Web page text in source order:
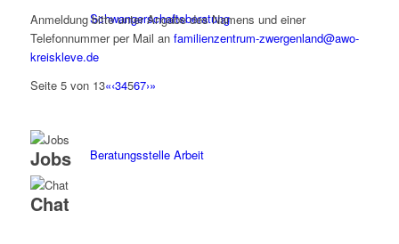
Schwangerschaftsberatung
Beratungsstelle Arbeit
Anmeldung bitte unter Angabe des Namens und einer
Telefonnummer per Mail an familienzentrum-zwergenland@awo-
kreiskleve.de
Seite 5 von 13«‹34567›»
Jobs
Chat